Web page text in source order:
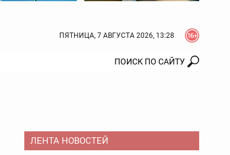
ПЯТНИЦА, 7 АВГУСТА 2026, 13:28
ЛЕНТА НОВОСТЕЙ